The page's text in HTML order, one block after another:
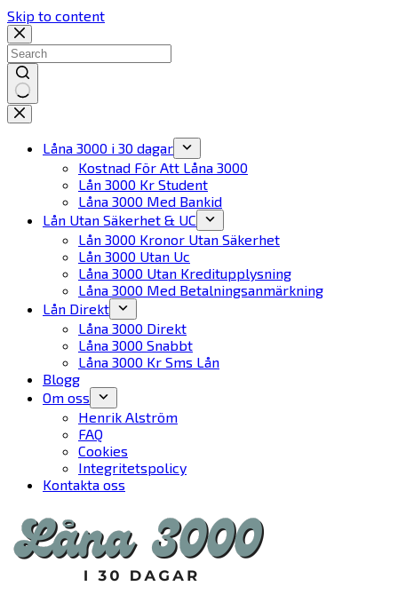
Skip to content
No
results
Låna 3000 i 30 dagar
Kostnad För Att Låna 3000
Lån 3000 Kr Student
Låna 3000 Med Bankid
Lån Utan Säkerhet & UC
Lån 3000 Kronor Utan Säkerhet
Lån 3000 Utan Uc
Låna 3000 Utan Kreditupplysning
Låna 3000 Med Betalningsanmärkning
Lån Direkt
Låna 3000 Direkt
Låna 3000 Snabbt
Låna 3000 Kr Sms Lån
Blogg
Om oss
Henrik Alström
FAQ
Cookies
Integritetspolicy
Kontakta oss